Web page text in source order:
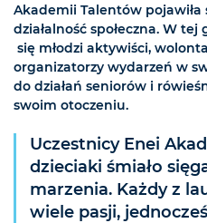
Akademii Talentów
działalność społeczna. W
się młodzi aktywiści,
organizatorzy wydarzeń w
do działań seniorów i
swoim otoczeniu.
Uczestnicy Enei
dzieciaki śmiało
marzenia. Każdy z
wiele pasji,